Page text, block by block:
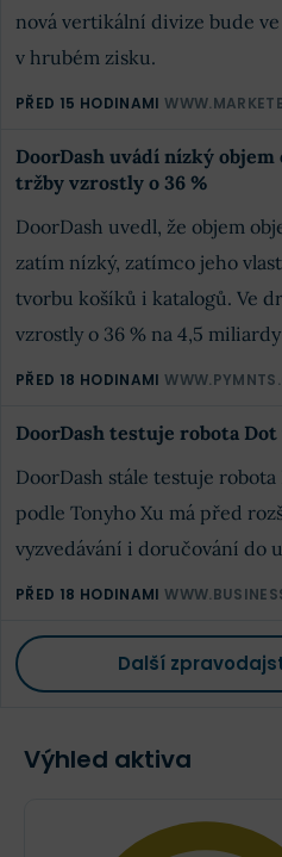
nová vertikální divize bude
v hrubém zisku.
PŘED 15 HODINAMI
DoorDash uvádí nízký
tržby vzrostly o 36 %
DoorDash uvedl, že objem
zatím nízký, zatímco jeho
tvorbu košíků i katalogů. Ve
vzrostly o 36 % na 4,5 miliardy
PŘED 18 HODINAMI
DoorDash testuje robota
DoorDash stále testuje
podle Tonyho Xu má před
vyzvedávání i doručování do
PŘED 18 HODINAMI
Další
Výhled aktiva